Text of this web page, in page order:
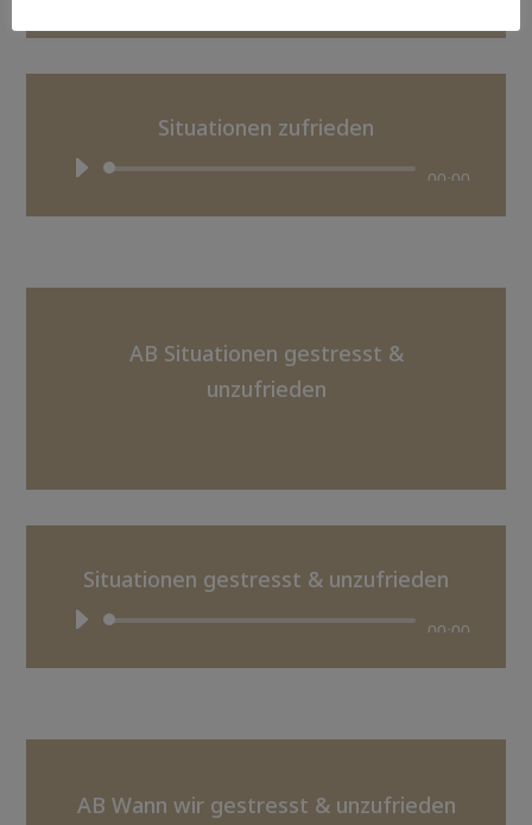
Situationen zufrieden
Audio-
Player
00:00
AB Situationen gestresst &
unzufrieden
Situationen gestresst & unzufrieden
Audio-
Player
00:00
AB Wann wir gestresst & unzufrieden